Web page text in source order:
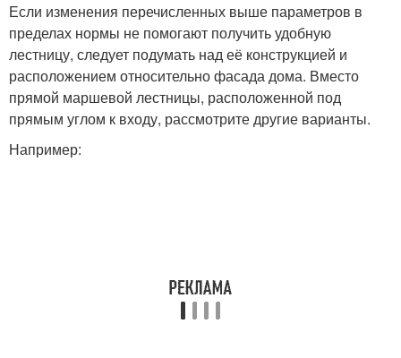
Если изменения перечисленных выше параметров в
пределах нормы не помогают получить удобную
лестницу, следует подумать над её конструкцией и
расположением относительно фасада дома. Вместо
прямой маршевой лестницы, расположенной под
прямым углом к входу, рассмотрите другие варианты.
Например: